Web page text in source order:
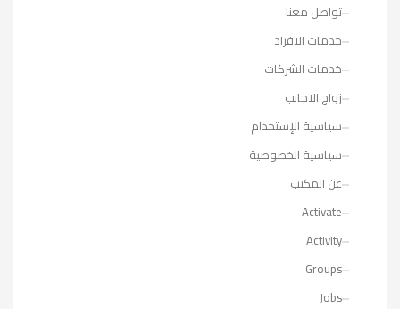
تواصل معنا
خدمات الافراد
خدمات الشركات
زواج الاجانب
سياسية الإستخدام
سياسية الخصوصية
عن المكتب
Activate
Activity
Groups
Jobs